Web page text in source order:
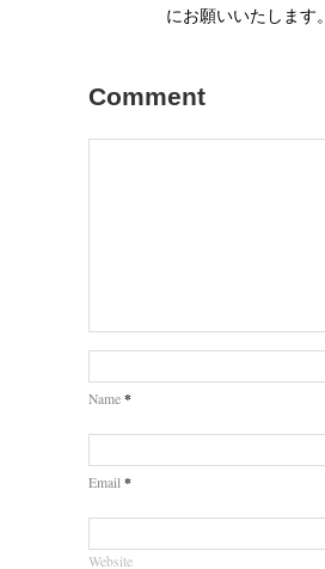
にお願いいたします。
Comment
Name *
Email *
Website